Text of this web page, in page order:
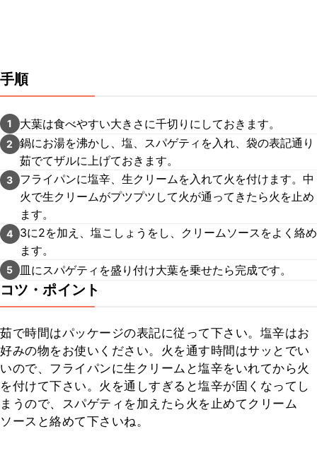
手順
1 大葉は食べやすい大きさに千切りにしておきます。
2
鍋にお湯を沸かし、塩、スパゲティを入れ、袋の表記通り
茹でてザルに上げておきます。
3
フライパンに塩辛、生クリームを入れて火を付けます。中
火で生クリームがプツプツして火が通ってきたら火を止め
ます。
4
3に2を加え、塩こしょうをし、クリームソースをよく絡め
ます。
5 皿にスパゲティを盛り付け大葉を乗せたら完成です。
コツ・ポイント
茹で時間はパッケージの表記に従って下さい。塩辛はお
好みの物をお使いください。火を通す時間はサッとでい
いので、フライパンに生クリームと塩辛をいれてから火
を付けて下さい。火を通しすぎると塩辛が固くなってし
まうので、スパゲティを加えたら火を止めてクリーム
ソースと絡めて下さいね。